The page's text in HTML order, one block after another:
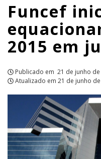
APCEF/SP
Funcef
2015 em
Publicado em 21 de junho
Atualizado em 21 de junho